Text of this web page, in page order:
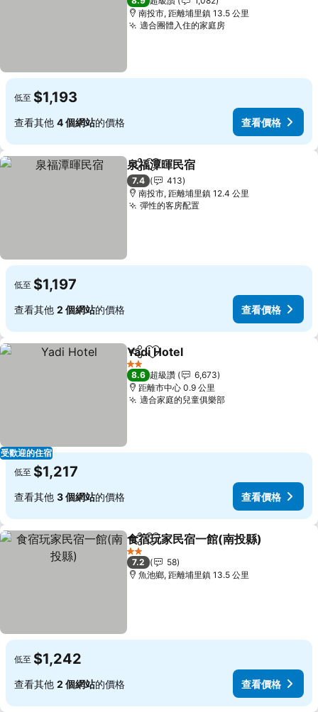
南投市, 距離埔里鎮 13.5 公里
適合團體入住的家庭房查看價格
低至 $1,193
查看其他 4 個網站的價格 查看價格
分享 加入我的最愛
泉福潭暉民宿
7.4
413
南投市, 距離埔里鎮 12.4 公里
彈性的客房配置查看價格
低至 $1,197
查看其他 2 個網站的價格 查看價格
受歡迎的住宿
分享 加入我的最愛
Yadi Hotel
2 星級
8.6 超級讚
6,673
距離市中心 0.9 公里
適合家庭的兒童俱樂部查看價格
低至 $1,217
查看其他 3 個網站的價格 查看價格
分享 加入我的最愛
食宿玩家民宿一館(南投縣)
2 星級
7.2
58
魚池鄉, 距離埔里鎮 13.5 公里
低至 $1,242
查看其他 2 個網站的價格 查看價格